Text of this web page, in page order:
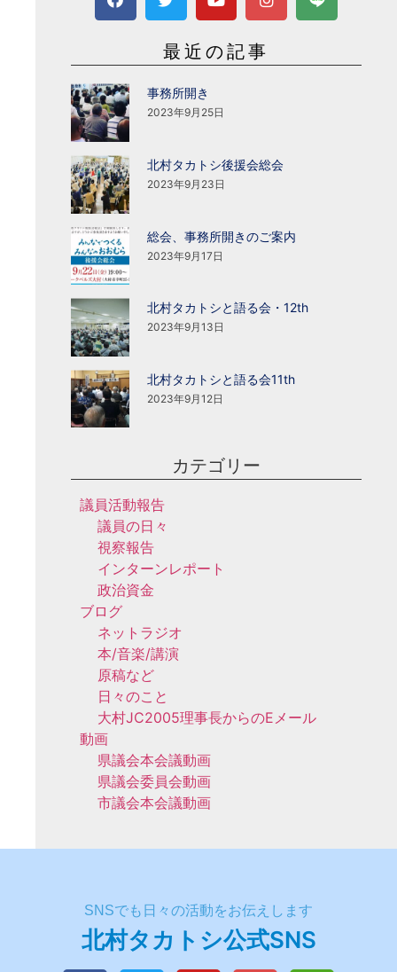
最近の記事
事務所開き
2023年9月25日
北村タカトシ後援会総会
2023年9月23日
総会、事務所開きのご案内
2023年9月17日
北村タカトシと語る会・12th
2023年9月13日
北村タカトシと語る会11th
2023年9月12日
カテゴリー
議員活動報告
議員の日々
視察報告
インターンレポート
政治資金
ブログ
ネットラジオ
本/音楽/講演
原稿など
日々のこと
大村JC2005理事長からのEメール
動画
県議会本会議動画
県議会委員会動画
市議会本会議動画
北村タカトシ公式SNS
SNSでも日々の活動をお伝えします